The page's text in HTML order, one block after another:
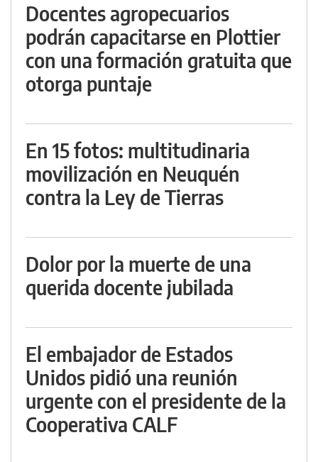
Docentes agropecuarios
podrán capacitarse en Plottier
con una formación gratuita que
otorga puntaje
En 15 fotos: multitudinaria
movilización en Neuquén
contra la Ley de Tierras
Dolor por la muerte de una
querida docente jubilada
El embajador de Estados
Unidos pidió una reunión
urgente con el presidente de la
Cooperativa CALF